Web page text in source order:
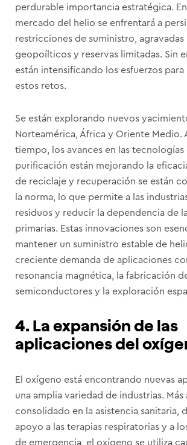
perdurable importancia estratégica. En
mercado del helio se enfrentará a
restricciones de suministro,
geopoílticos y reservas limitadas. Sin
están intensificando los esfuerzos
estos retos.
Se están explorando nuevos
Norteamérica, África y Oriente Medio.
tiempo, los avances en las
purificación están mejorando la
de reciclaje y recuperación se están
la norma, lo que permite a las
residuos y reducir la dependencia de
primarias. Estas innovaciones son
mantener un suministro estable de
creciente demanda de aplicaciones
resonancia magnética, la fabricación
semiconductores y la exploración
4. La expansión de las
aplicaciones del
El oxígeno está encontrando nuevas
una amplia variedad de industrias. Más
consolidado en la asistencia sanitaria,
apoyo a las terapias respiratorias y a
de emergencia, el oxígeno se utiliza